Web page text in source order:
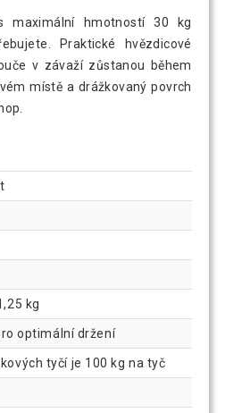
maximální hmotností 30 kg
Praktické hvězdicové
v závaží zůstanou během
místě a drážkovaný povrch
kg
optimální držení
tyčí je 100 kg na tyč